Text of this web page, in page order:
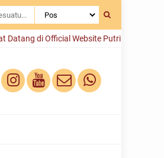
Datang di Official Website Putri